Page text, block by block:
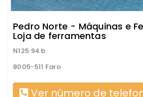
Pedro Norte - Máquinas e
Loja de ferramentas
N125 94 b
8005-511 Faro
Ver número de